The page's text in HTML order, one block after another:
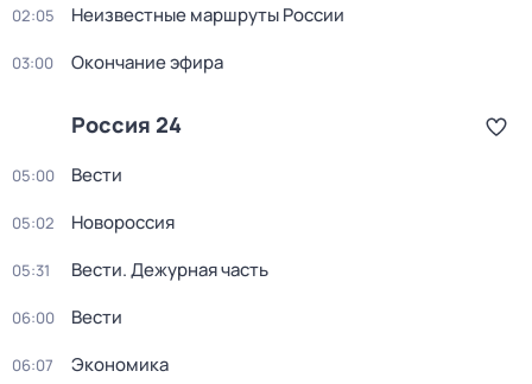
02:05 Неизвестные маршруты России
03:00 Окончание эфира
Россия 24
05:00 Вести
05:02 Новороссия
05:31 Вести. Дежурная часть
06:00 Вести
06:07 Экономика